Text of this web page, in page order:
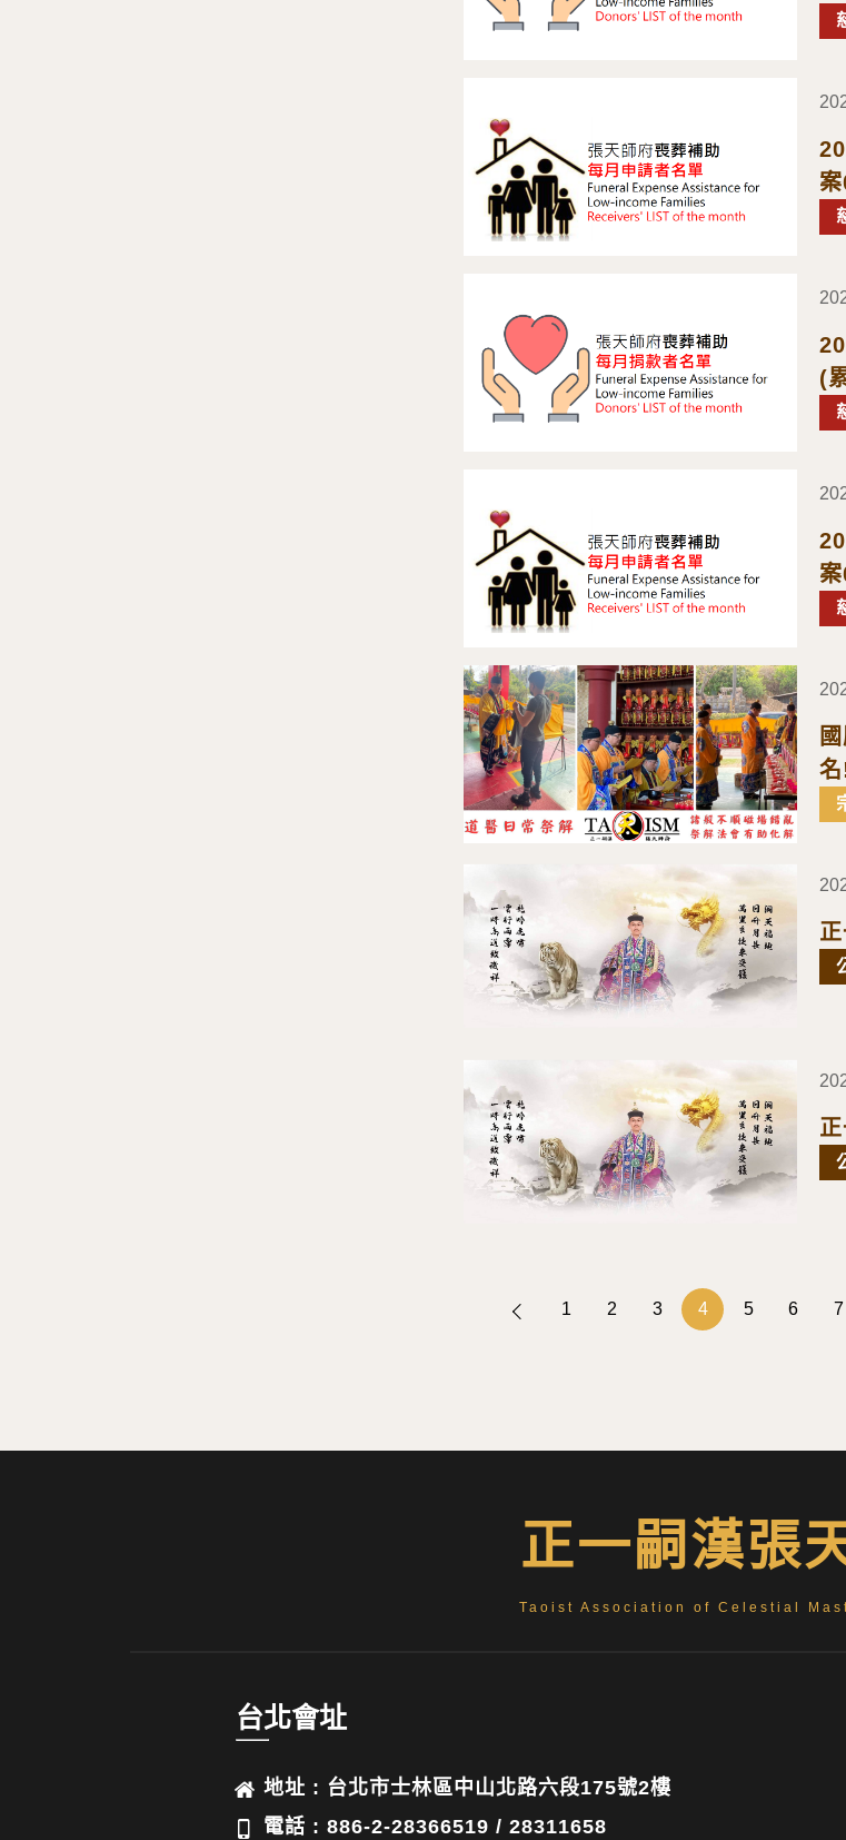
(
名
1 2 3 4 5 6 7
正一嗣漢張
Taoist Association of Celestial
台北會址
地址 : 台北市士林區中山北路六段175號2樓
電話 : 886-2-28366519 / 28311658